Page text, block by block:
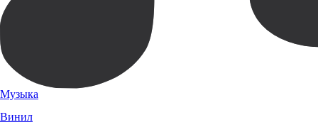
Музыка
Винил